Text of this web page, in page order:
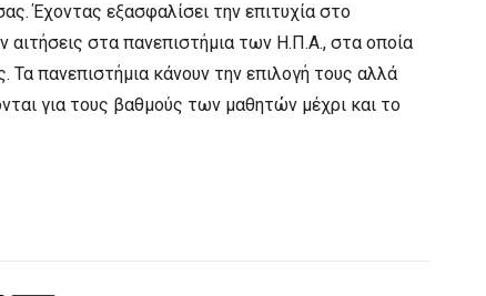
Έχοντας εξασφαλίσει την επιτυχία στο
αιτήσεις στα πανεπιστήμια των Η.Π.Α., στα οποία
Τα πανεπιστήμια κάνουν την επιλογή τους αλλά
για τους βαθμούς των μαθητών μέχρι και το